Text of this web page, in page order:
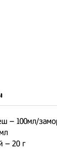
– 100мл/
– 20 г